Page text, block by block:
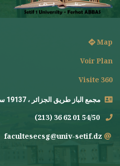
Map
Voir Plan
Visite 360
مجمع الباز طريق الجزائر ، 19137 سطيف ، الجزائر
(213) 36 62 01 54/50
facultesecsg@univ-setif.dz